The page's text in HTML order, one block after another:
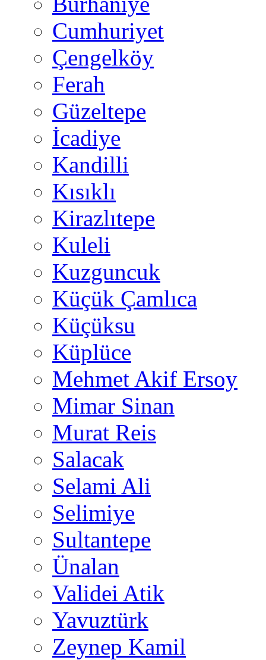
Cumhuriyet
Çengelköy
Ferah
Güzeltepe
İcadiye
Kandilli
Kısıklı
Kirazlıtepe
Kuleli
Kuzguncuk
Küçük Çamlıca
Küçüksu
Küplüce
Mehmet Akif Ersoy
Mimar Sinan
Murat Reis
Salacak
Selami Ali
Selimiye
Sultantepe
Ünalan
Validei Atik
Yavuztürk
Zeynep Kamil